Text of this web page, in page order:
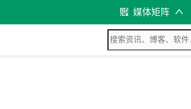
媒体矩阵